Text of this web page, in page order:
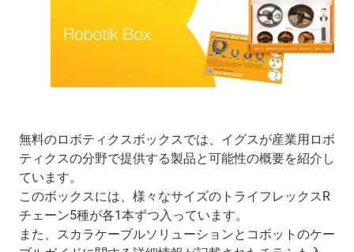
無料のロボティクスボックスでは、イグスが産業用ロボ
ティクスの分野で提供する製品と可能性の概要を紹介し
ています。
このボックスには、様々なサイズのトライフレックスR
チェーン5種が各1本ずつ入っています。
また、スカラケーブルソリューションとコボットのケー